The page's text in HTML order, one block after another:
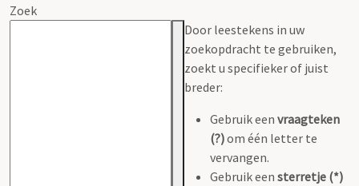
Zoek
Door leestekens in uw
zoekopdracht te gebruiken,
zoekt u specifieker of juist
breder:
Gebruik een vraagteken
(?)om één letter te
vervangen.
Gebruik een sterretje (*)